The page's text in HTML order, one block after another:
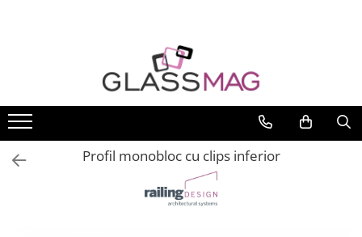
Seturi usi pivotante
Amortizoare pardoseala
Feronerie usi pivotanteProfil monobloc cu clips inferior